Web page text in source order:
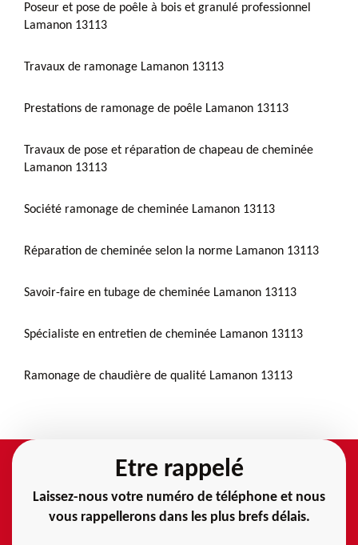
Poseur et pose de poêle à bois et granulé professionnel
Lamanon 13113
Travaux de ramonage Lamanon 13113
Prestations de ramonage de poêle Lamanon 13113
Travaux de pose et réparation de chapeau de cheminée
Lamanon 13113
Société ramonage de cheminée Lamanon 13113
Réparation de cheminée selon la norme Lamanon 13113
Savoir-faire en tubage de cheminée Lamanon 13113
Spécialiste en entretien de cheminée Lamanon 13113
Ramonage de chaudière de qualité Lamanon 13113
Etre rappelé
Laissez-nous votre numéro de téléphone et nous
vous rappellerons dans les plus brefs délais.